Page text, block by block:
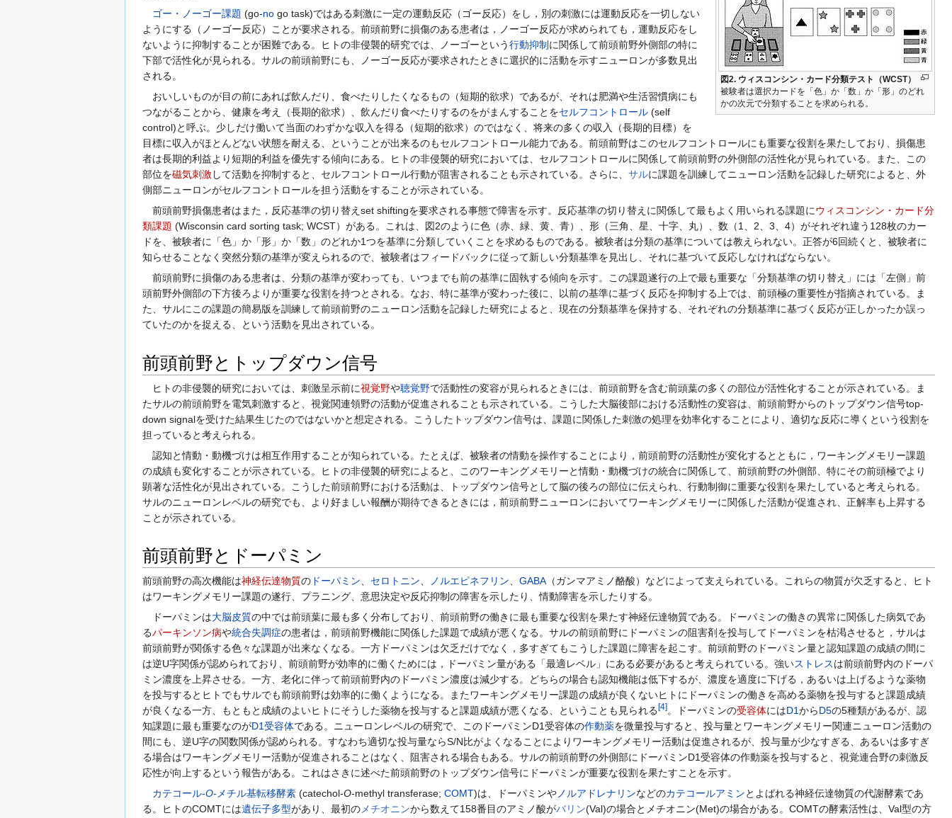
図2. ウィスコンシン・カード分類テスト（WCST）
被験者は選択カードを「色」か「数」か「形」のどれ
かの次元で分類することを求められる。
ゴー・ノーゴー課題 (go-no go task)ではある刺激に一定の運動反応（ゴー反応）をし，別の刺激には運動反応を一切しない
ようにする（ノーゴー反応）ことが要求される。前頭前野に損傷のある患者は，ノーゴー反応が求められても，運動反応をし
ないように抑制することが困難である。ヒトの非侵襲的研究では、ノーゴーという行動抑制 に関係して前頭前野外側部の特に
下部で活性化が見られる。サルの前頭前野にも、ノーゴー反応が要求されたときに選択的に活動を示すニューロンが多数見出
される。
おいしいものが目の前にあれば飲んだり、食べたりしたくなるもの（短期的欲求）であるが、それは肥満や生活習慣病にも
つながることから、健康を考え（長期的欲求）、飲んだり食べたりするのをがまんすることをセルフコントロール (self
control)と呼ぶ。少しだけ働いて当面のわずかな収入を得る（短期的欲求）のではなく、将来の多くの収入（長期的目標）を
目標に収入がほとんどない状態を耐える、ということが出来るのもセルフコントロール能力である。前頭前野はこのセルフコントロールにも重要な役割を果たしており、損傷患
者は長期的利益より短期的利益を優先する傾向にある。ヒトの非侵襲的研究においては、セルフコントロールに関係して前頭前野の外側部の活性化が見られている。また、この
部位を磁気刺激 して活動を抑制すると、セルフコントロール行動が阻害されることも示されている。さらに、 サルに課題を訓練してニューロン活動を記録した研究によると、外
側部ニューロンがセルフコントロールを担う活動をすることが示されている。
前頭前野損傷患者はまた，反応基準の切り替えset shiftingを要求される事態で障害を示す。反応基準の切り替えに関係して最もよく用いられる課題にウィスコンシン・カード分
類課題 (Wisconsin card sorting task; WCST）がある。これは、図2のように色（赤、緑、黄、青）、形（三角、星、十字、丸）、数（1、2、3、4）がそれぞれ違う128枚のカー
ドを、被験者に「色」か「形」か「数」のどれか1つを基準に分類していくことを求めるものである。被験者は分類の基準については教えられない。正答が6回続くと、被験者に
知らせることなく突然分類の基準が変えられるので、被験者はフィードバックに従って新しい分類基準を見出し、それに基づいて反応しなければならない。
前頭前野に損傷のある患者は、分類の基準が変わっても、いつまでも前の基準に固執する傾向を示す。この課題遂行の上で最も重要な「分類基準の切り替え」には「左側」前
頭前野外側部の下方後ろよりが重要な役割を持つとされる。なお、特に基準が変わった後に、以前の基準に基づく反応を抑制する上では、前頭極の重要性が指摘されている。ま
た、サルにこの課題の簡易版を訓練して前頭前野のニューロン活動を記録した研究によると、現在の分類基準を保持する、それぞれの分類基準に基づく反応が正しかったか誤っ
ていたのかを捉える、という活動を見出されている。
前頭前野とトップダウン信号
ヒトの非侵襲的研究においては、刺激呈示前に視覚野や聴覚野で活動性の変容が見られるときには、前頭前野を含む前頭葉の多くの部位が活性化することが示されている。ま
たサルの前頭前野を電気刺激すると、視覚関連領野の活動が促進されることも示されている。こうした大脳後部における活動性の変容は、前頭前野からのトップダウン信号top-
down signalを受けた結果生じたのではないかと想定される。こうしたトップダウン信号は、課題に関係した刺激の処理を効率化することにより、適切な反応に導くという役割を
担っていると考えられる。
認知と情動・動機づけは相互作用することが知られている。たとえば、被験者の情動を操作することにより，前頭前野の活動性が変化するとともに，ワーキングメモリー課題
の成績も変化することが示されている。ヒトの非侵襲的研究によると、このワーキングメモリーと情動・動機づけの統合に関係して、前頭前野の外側部、特にその前頭極でより
顕著な活性化が見出されている。こうした前頭前野における活動は、トップダウン信号として脳の後ろの部位に伝えられ、行動制御に重要な役割を果たしていると考えられる。
サルのニューロンレベルの研究でも、より好ましい報酬が期待できるときには，前頭前野ニューロンにおいてワーキングメモリーに関係した活動が促進され、正解率も上昇する
ことが示されている。
前頭前野とドーパミン
前頭前野の高次機能は神経伝達物質の ドーパミン セロトニン ノルエピネフリン GABA （ガンマアミノ酪酸）などによって支えられている。これらの物質が欠乏すると、ヒト
はワーキングメモリー課題の遂行、プラニング、意思決定や反応抑制の障害を示したり、情動障害を示したりする。
ドーパミンは大脳皮質の中では前頭葉に最も多く分布しており、前頭前野の働きに最も重要な役割を果たす神経伝達物質である。ドーパミンの働きの異常に関係した病気であ
るパーキンソン病や統合失調症の患者は，前頭前野機能に関係した課題で成績が悪くなる。サルの前頭前野にドーパミンの阻害剤を投与してドーパミンを枯渇させると，サルは
前頭前野が関係する色々な課題が出来なくなる。一方ドーパミンは欠乏だけでなく，多すぎてもこうした課題に障害を起こす。前頭前野のドーパミン量と認知課題の成績の間に
は逆U字関係が認められており、前頭前野が効率的に働くためには，ドーパミン量がある「最適レベル」にある必要があると考えられている。強いストレスは前頭前野内のドーパ
ミン濃度を上昇させる。一方、老化に伴って前頭前野内のドーパミン濃度は減少する。どちらの場合も認知機能は低下するが、濃度を適度に下げる，あるいは上げるような薬物
を投与するとヒトでもサルでも前頭前野は効率的に働くようになる。またワーキングメモリー課題の成績が良くないヒトにドーパミンの働きを高める薬物を投与すると課題成績
が良くなる一方、もともと成績のよいヒトにそうした薬物を投与すると課題成績が悪くなる、ということも見られる [4] 。ドーパミンの受容体にはD1からD5の5種類があるが、認
知課題に最も重要なのがD1受容体である。ニューロンレベルの研究で、このドーパミンD1受容体の作動薬を微量投与すると、投与量とワーキングメモリー関連ニューロン活動の
間にも、逆U字の関数関係が認められる。すなわち適切な投与量ならS/N比がよくなることによりワーキングメモリー活動は促進されるが、投与量が少なすぎる、あるいは多すぎ
る場合はワーキングメモリー活動が促進されることはなく、阻害される場合もある。サルの前頭前野の外側部にドーパミンD1受容体の作動薬を投与すると、視覚連合野の刺激反
応性が向上するという報告がある。これはさきに述べた前頭前野のトップダウン信号にドーパミンが重要な役割を果たすことを示す。
カテコール-O-メチル基転移酵素 (catechol-O-methyl transferase; COMT)は、ドーパミンや ノルアドレナリンなどのカテコールアミンとよばれる神経伝達物質の代謝酵素であ
る。ヒトのCOMTには遺伝子多型があり、最初の メチオニンから数えて158番目のアミノ酸がバリン(Val)の場合とメチオニン(Met)の場合がある。COMTの酵素活性は、Val型の方